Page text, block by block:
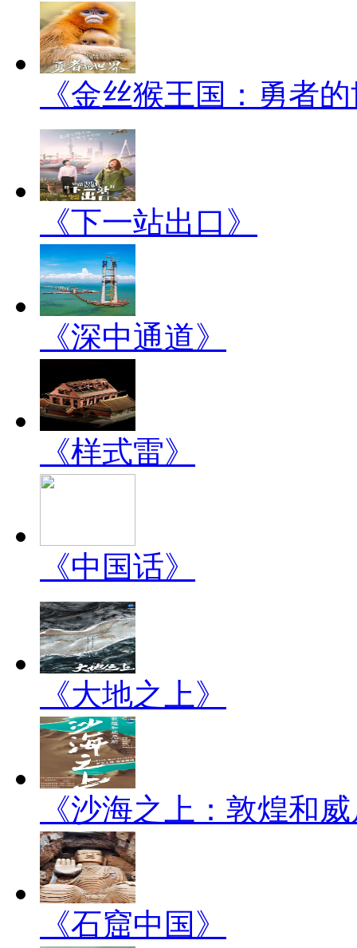
《金丝猴王国：勇者
《下一站出口》
《深中通道》
《样式雷》
《中国话》
《大地之上》
《沙海之上：敦煌和
《石窟中国》